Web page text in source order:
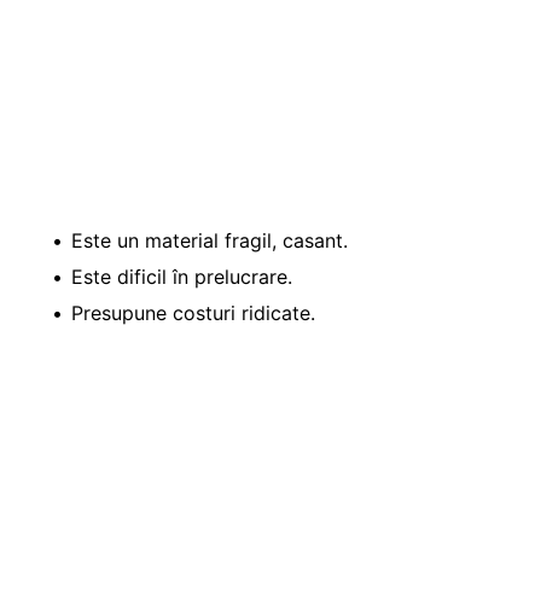
Este un material fragil, casant.
Este dificil în prelucrare.
Presupune costuri ridicate.